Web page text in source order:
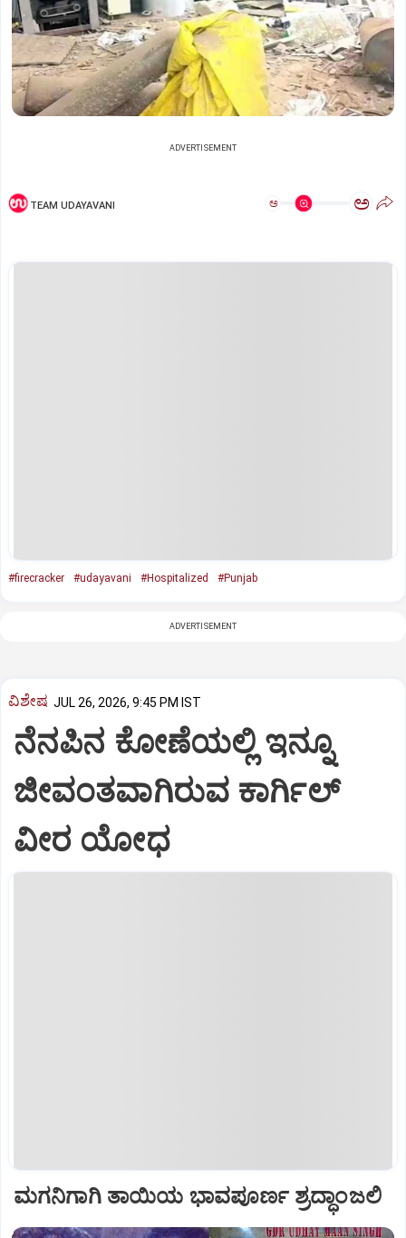
ADVERTISEMENT
TEAM UDAYAVANI ಅ ಅ
#firecracker #udayavani #Hospitalized #Punjab
ADVERTISEMENT
ವಿಶೇಷ JUL 26, 2026, 9:45 PM IST
ನೆನಪಿನ ಕೋಣೆಯಲ್ಲಿ ಇನ್ನೂ
ಜೀವಂತವಾಗಿರುವ ಕಾರ್ಗಿಲ್
ವೀರ ಯೋಧ
ಮಗನಿಗಾಗಿ ತಾಯಿಯ ಭಾವಪೂರ್ಣ ಶ್ರದ್ಧಾಂಜಲಿ